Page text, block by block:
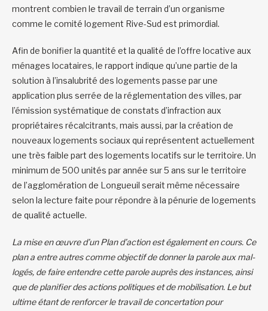
montrent combien le travail de terrain d’un organisme
comme le comité logement Rive-Sud est primordial.
Afin de bonifier la quantité et la qualité de l’offre locative aux
ménages locataires, le rapport indique qu’une partie de la
solution à l’insalubrité des logements passe par une
application plus serrée de la réglementation des villes, par
l’émission systématique de constats d’infraction aux
propriétaires récalcitrants, mais aussi, par la création de
nouveaux logements sociaux qui représentent actuellement
une très faible part des logements locatifs sur le territoire. Un
minimum de 500 unités par année sur 5 ans sur le territoire
de l’agglomération de Longueuil serait même nécessaire
selon la lecture faite pour répondre à la pénurie de logements
de qualité actuelle.
La mise en œuvre d’un Plan d’action est également en cours. Ce
plan a entre autres comme objectif de donner la parole aux mal-
logés, de faire entendre cette parole auprès des instances, ainsi
que de planifier des actions politiques et de mobilisation. Le but
ultime étant de renforcer le travail de concertation pour